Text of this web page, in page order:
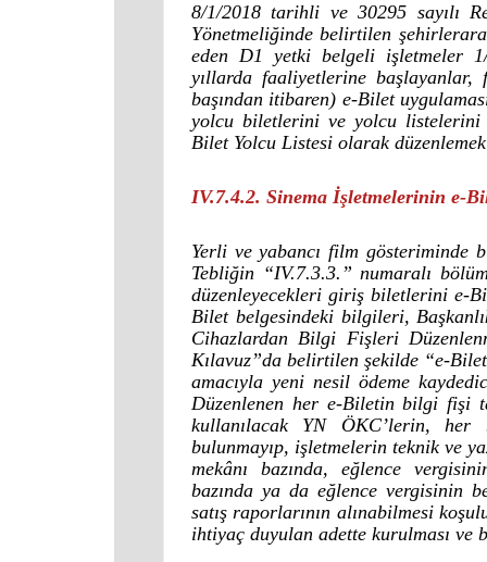
8/1/2018 tarihli ve 30295 sayılı
Yönetmeliğinde belirtilen
eden D1 yetki belgeli işletmeler
yıllarda faaliyetlerine başlayanlar,
başından itibaren) e-Bilet
yolcu biletlerini ve yolcu listelerini
Bilet Yolcu Listesi olarak
IV.7.4.2. Sinema İşletmelerinin e-
Yerli ve yabancı film gösteriminde
Tebliğin “IV.7.3.3.” numaralı
düzenleyecekleri giriş biletlerini e-
Bilet belgesindeki bilgileri,
Cihazlardan Bilgi Fişleri
Kılavuz”da belirtilen şekilde “e-
amacıyla yeni nesil ödeme
Düzenlenen her e-Biletin bilgi fişi
kullanılacak YN ÖKC’lerin,
bulunmayıp, işletmelerin teknik ve
mekânı bazında, eğlence
bazında ya da eğlence vergisinin
satış raporlarının alınabilmesi
ihtiyaç duyulan adette kurulması ve